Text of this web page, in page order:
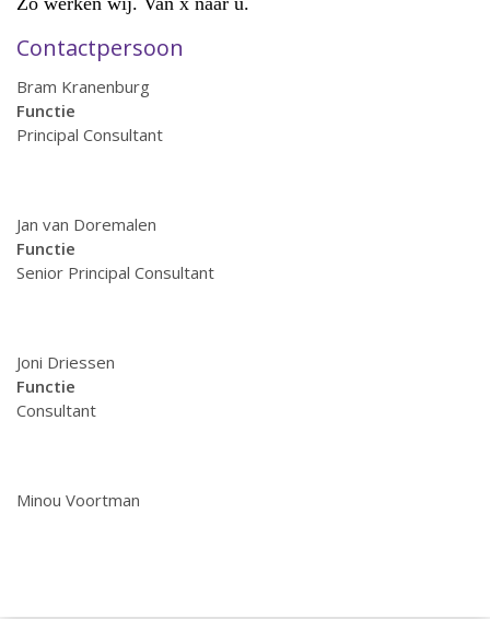
Contactpersoon
Bram Kranenburg
Functie
Principal Consultant
Jan van Doremalen
Functie
Senior Principal Consultant
Joni Driessen
Functie
Consultant
Minou Voortman